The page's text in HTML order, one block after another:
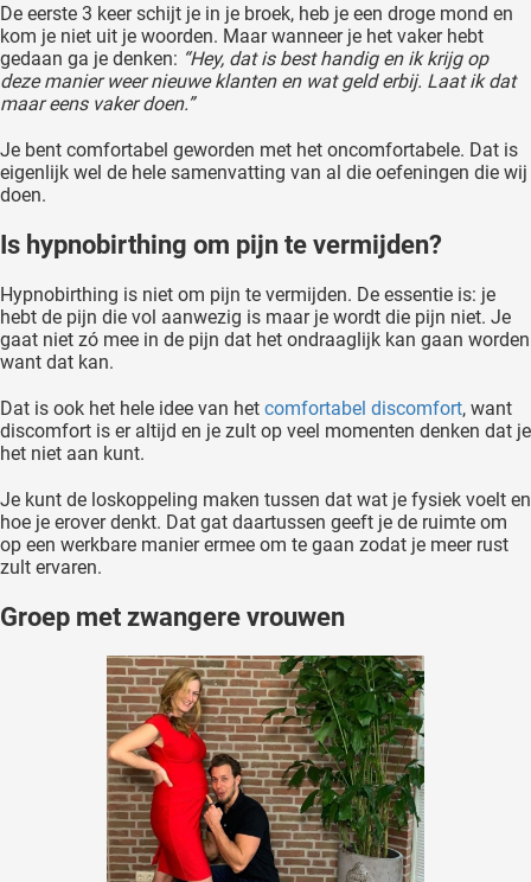
De eerste 3 keer schijt je in je broek, heb je een droge mond en
kom je niet uit je woorden. Maar wanneer je het vaker hebt
gedaan ga je denken: “Hey, dat is best handig en ik krijg op
deze manier weer nieuwe klanten en wat geld erbij. Laat ik dat
maar eens vaker doen.”
Je bent comfortabel geworden met het oncomfortabele. Dat is
eigenlijk wel de hele samenvatting van al die oefeningen die wij
doen.
Is hypnobirthing om pijn te vermijden?
Hypnobirthing is niet om pijn te vermijden. De essentie is: je
hebt de pijn die vol aanwezig is maar je wordt die pijn niet. Je
gaat niet zó mee in de pijn dat het ondraaglijk kan gaan worden
want dat kan.
Dat is ook het hele idee van het comfortabel discomfort, want
discomfort is er altijd en je zult op veel momenten denken dat je
het niet aan kunt.
Je kunt de loskoppeling maken tussen dat wat je fysiek voelt en
hoe je erover denkt. Dat gat daartussen geeft je de ruimte om
op een werkbare manier ermee om te gaan zodat je meer rust
zult ervaren.
Groep met zwangere vrouwen